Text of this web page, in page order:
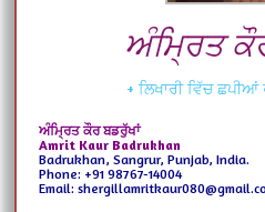
ਅੰਮ੍ਰਿਤ
+ ਲਿਖਾਰੀ ਵਿੱਚ ਛਪੀਆਂ
ਅੰਮ੍ਰਿਤ ਕੌਰ ਬਡਰੁੱਖਾਂ
Amrit Kaur Badrukhan
Badrukhan, Sangrur, Punjab, India.
Phone: +91 98767-14004
Email: